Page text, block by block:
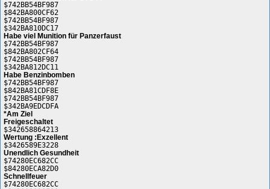
$742BB54BF987
$842BA800CF62
$742BB54BF987
$342BA810DC17
Habe viel Munition für Panzerfaust
$742BB54BF987
$842BA802CF64
$742BB54BF987
$342BA812DC11
Habe Benzinbomben
$742BB54BF987
$842BA81CDF8E
$742BB54BF987
$342BA9EDCDFA
*Am Ziel
Freigeschaltet
$342658864213
Wertung :Exzellent
$3426589E3228
Unendlich Gesundheit
$74280EC682CC
$84280ECA82D0
Schnellfeuer
$74280EC682CC